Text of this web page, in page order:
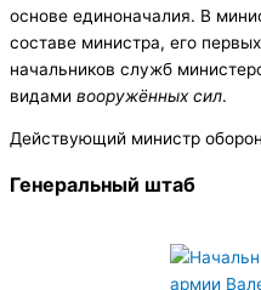
основе единоначалия. В
составе министра, его
начальников служб
видами вооружённых сил.
Действующий министр
Генеральный штаб